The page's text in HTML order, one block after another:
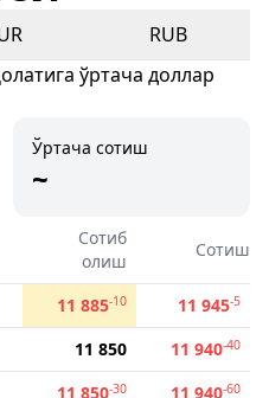
RUB
ўртача доллар
Ўртача сотиш
~
Сотиб
олиш
Сотиш
11 885-10 11 945-5
11 850 11 940-40
11 850-30 11 940-60